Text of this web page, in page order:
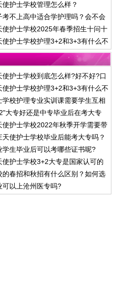
使护士学校管理怎么样？
考不上高中适合学护理吗？会不会
难？
使护士学校2025年春季招生十问十
使护士学校护理3+2和3+3有什么不
使护士学校到底怎么样?好不好?口
?
使护士学校护理3+2和3+3有什么不
学校护理专业实训课需要学生互相
大专好还是中专毕业后在考大专
使护士学校2022年秋季开学需要带
哪些?
天使护士学校毕业后能考大专吗？
学生毕业后可以考哪些证书呢?
使护士学校3+2大专是国家认可的
的春招和秋招有什么区别？如何选
可以上沧州医专吗?